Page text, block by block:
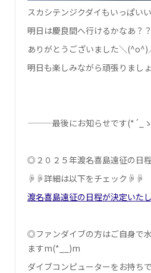
スカシテンジクダイもいっぱい
明日は慶良間へ行けるかなあ？？
ありがとうございました＼(^o^)
明日も楽しみながら頑張りまし
———最後にお知らせです
◎２０２５年渡名喜島遠征の日
☟☟詳細は以下をチェック☟☟
渡名喜島遠征の日程が決定いた
◎ファンダイブの方はご自身で
ます‍m(*__)m
ダイブコンピューターをお持ち